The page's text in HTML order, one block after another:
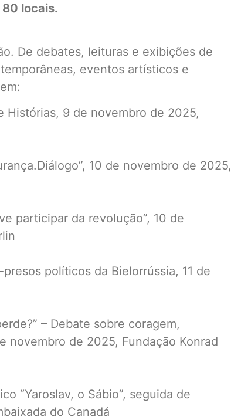
locais.
De debates, leituras e exibições de
eventos artísticos e
Histórias, 9 de novembro de 2025,
10 de novembro de 2025,
participar da revolução”, 10 de
políticos da Bielorrússia, 11 de
– Debate sobre coragem,
novembro de 2025, Fundação Konrad
“Yaroslav, o Sábio”, seguida de
do Canadá